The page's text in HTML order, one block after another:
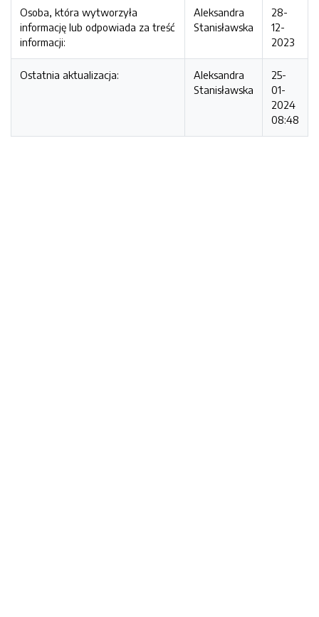
Osoba, która wytworzyła
informację lub odpowiada za treść
informacji:
Aleksandra
Stanisławska
28-
12-
2023
Ostatnia aktualizacja:
Aleksandra
Stanisławska
25-
01-
2024
08:48